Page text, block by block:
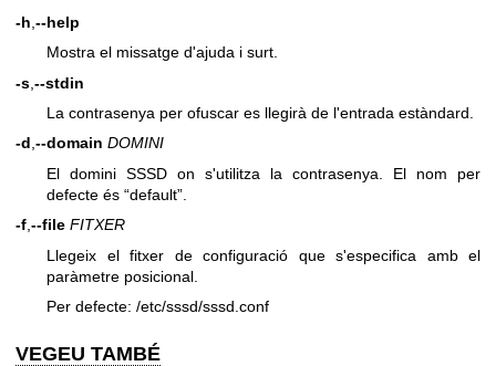
-h --help
Mostra el missatge d'ajuda i surt.
-s --stdin
La contrasenya per ofuscar es llegirà de l'entrada estàndard.
-d,--domain DOMINI
El domini SSSD on s'utilitza la contrasenya. El nom per
defecte és “default”.
-f --file FITXER
Llegeix el fitxer de configuració que s'especifica amb el
paràmetre posicional.
Per defecte: /etc/sssd/sssd.conf
VEGEU TAMBÉ